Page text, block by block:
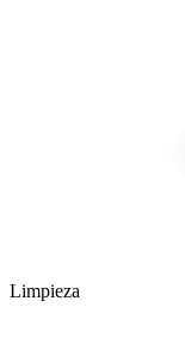
Limpieza